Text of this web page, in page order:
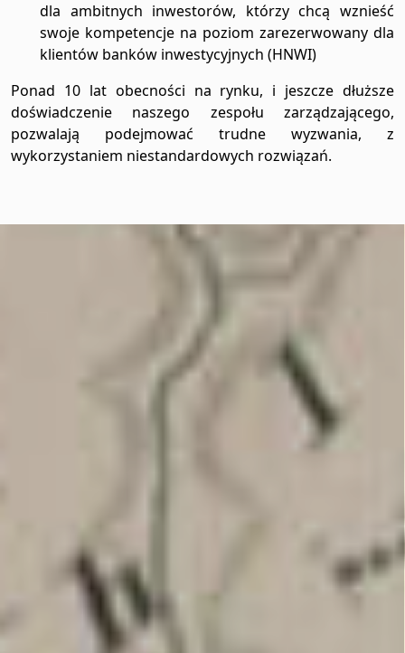
dla ambitnych inwestorów, którzy chcą wznieść
swoje kompetencje na poziom zarezerwowany dla
klientów banków inwestycyjnych (HNWI)
Ponad 10 lat obecności na rynku, i jeszcze dłuższe
doświadczenie naszego zespołu zarządzającego,
pozwalają podejmować trudne wyzwania, z
wykorzystaniem niestandardowych rozwiązań.